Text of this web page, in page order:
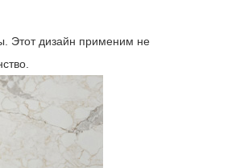
Этот дизайн применим не